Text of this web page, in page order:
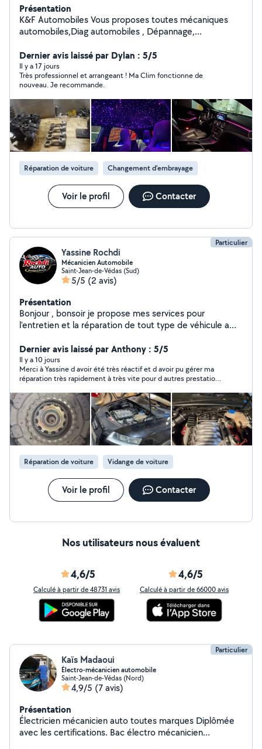
Présentation
K&F Automobiles Vous proposes toutes mécaniques
automobiles,Diag automobiles , Dépannage,
véhicules personnalisé. Remplacement moteur,
embrayage , distribution , recherche de pannes,
entretien,freinage .. Nous proposons aussi de
l'esthétique ( CarPlay, ciel de toit étoilé, remplacement
calandre , kit ambiance led ect..) N'hésitez pas à nous
contacté pour un devis .
Dernier avis laissé par Dylan : 5/5
Il y a 17 jours
Très professionnel et arrangeant ! Ma Clim fonctionne de
nouveau. Je recommande.
Réparation de voiture Changement d'embrayage
Voir le profil Contacter
Particulier
Yassine Rochdi
Mécanicien Automobile
Saint-Jean-de-Védas (Sud)
5/5 (2 avis)
Présentation
Bonjour , bonsoir je propose mes services pour
l'entretien et la réparation de tout type de véhicule a
d'embarquer le véhicule avec ma dépanneuse à mon
garage. Révisions complètes Vidange moteur + boîte
(manuelle & automatique) Changement de filtres (huile,
air.. carburant, habitacle). Remplacement de pièces
(freins, courroie, embrayage, amortisseurs, etc.).
Diagnostic électronique et mécanique. Préparation
avant et après le contrôle technique. Travail sérieux, de
qualité, avec des tarifs raisonnables. Déplacement
possible selon votre localisation. N'hésitez pas de me
contacter Disponible 24h24
Dernier avis laissé par Anthony : 5/5
Il y a 10 jours
Merci à Yassine d avoir été très réactif et d avoir pu gérer ma
réparation très rapidement à très vite pour d autres prestations
Réparation de voiture Vidange de voiture
Voir le profil Contacter
Nos utilisateurs nous évaluent
4,6/5
Calculé à partir de 48731 avis
4,6/5
Calculé à partir de 66000 avis
Particulier
Kaïs Madaoui
Électro-mécanicien automobile
Saint-Jean-de-Védas (Nord)
4,9/5 (7 avis)
Présentation
Électricien mécanicien auto toutes marques Diplômée
avec les certifications. Bac électro mécanicien